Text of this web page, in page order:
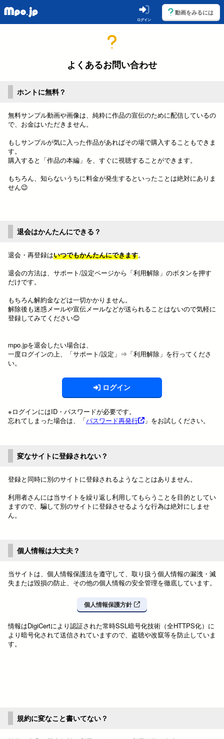
ログイン
動画をみるには
よくあるお問い合わせ
ホントに無料？
無料サンプル動画や画像は、純粋に作品の宣伝のために配信しているの
で、お金はいただきません。
もしサンプルが気に入った作品があればその場で購入することもできま
す。
購入すると「作品の本編」を、すぐに視聴することができます。
もちろん、知らないうちに料金が発生するといったことは絶対にありま
せん😉
退会はかんたんにできる？
退会・再登録はいつでもかんたんにできます。
退会の方法は、サポート/設定ページから「利用解除」のボタンを押す
だけです。
もちろん解約金などは一切かかりません。
解除後も迷惑メールや宣伝メールなどが送られることはないので気軽に
登録してみてください😊
mpo.jpを退会したい場合は、
一度ログインの上、「サポート/設定」⇒「利用解除」を行ってくださ
い。
ログイン
※ログインにはID・パスワードが必要です。
忘れてしまった場合は、「パスワード再発行 」をお試しください。
変なサイトに登録されない？
登録と同時に別のサイトに登録されるようなことはありません。
利用者さんには当サイトを繰り返し利用してもらうことを目的としてい
ますので、騙して別のサイトに登録させるような行為は絶対にしませ
ん。
個人情報は大丈夫？
当サイトは、個人情報保護法を遵守して、取り扱う個人情報の漏洩・滅
失または毀損の防止、その他の個人情報の安全管理を徹底しています。
個人情報保護方針
情報はDigiCertにより認証された常時SSL暗号化技術（全HTTPS化）に
より暗号化されて送信されていますので、盗聴や改竄等を防止していま
す。
規約に変なこと書いてない？